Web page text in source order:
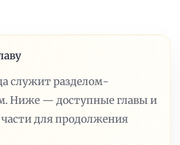
служит разделом-
Ниже — доступные главы и
для продолжения